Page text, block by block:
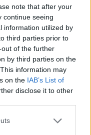
note that after your
continue seeing
information utilized by
third parties prior to
of the further
by third parties on the
information may
on the IAB’s List of
disclose it to other
παροχής της
προστασίας της
του επόμενου
προστασίας
και